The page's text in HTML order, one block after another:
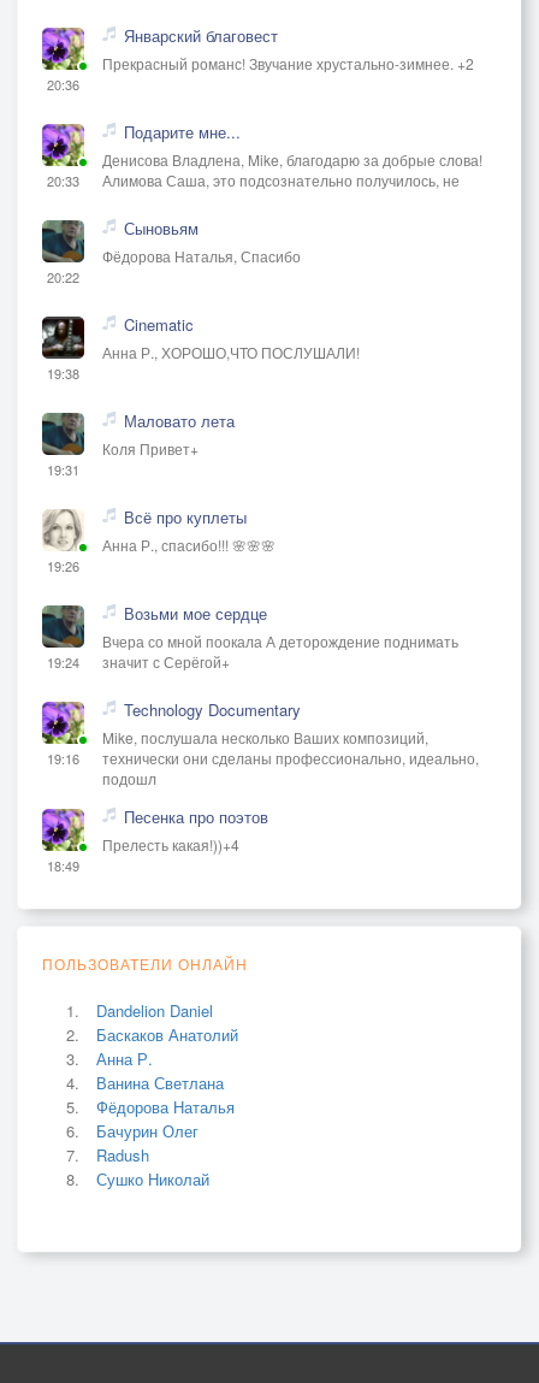
20:36
Январский благовест
Прекрасный романс! Звучание хрустально-зимнее. +2
20:33
Подарите мне...
Денисова Владлена, Mike, благодарю за добрые слова!
Алимова Саша, это подсознательно получилось, не
20:22
Сыновьям
Фёдорова Наталья, Спасибо
19:38
Cinematic
Анна Р., ХОРОШО,ЧТО ПОСЛУШАЛИ!
19:31
Маловато лета
Коля Привет+
19:26
Всё про куплеты
Анна Р., спасибо!!! 🌸🌸🌸
19:24
Возьми мое сердце
Вчера со мной поокала А деторождение поднимать
значит с Серёгой+
19:16
Technology Documentary
Mike, послушала несколько Ваших композиций,
технически они сделаны профессионально, идеально,
подошл
18:49
Песенка про поэтов
Прелесть какая!))+4
ПОЛЬЗОВАТЕЛИ ОНЛАЙН
Dandelion Daniel
Баскаков Анатолий
Анна Р.
Ванина Светлана
Фёдорова Наталья
Бачурин Олег
Radush
Сушко Николай